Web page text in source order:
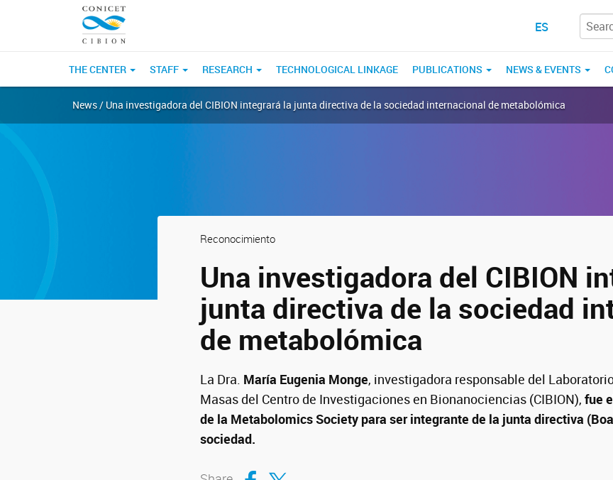
ES
THE CENTER STAFF RESEARCH TECHNOLOGICAL LINKAGE PUBLICATIONS NEWS & EVENTS
News / Una investigadora del CIBION integrará la junta directiva de la sociedad internacional de metabolómica
Reconocimiento
Una investigadora del CIBION
junta directiva de la sociedad
de metabolómica
La Dra. María Eugenia Monge, investigadora responsable del
Masas del Centro de Investigaciones en Bionanociencias (CIBION), fue
de la Metabolomics Society para ser integrante de la junta directiva
sociedad.
Compartir en Facebook
Compartir en Twitter